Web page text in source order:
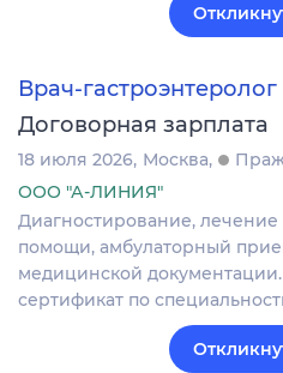
Врач-гастроэнтеролог
Договорная зарплата
18 июля 2026 Москва
ООО "А-ЛИНИЯ"
Диагностирование,
помощи, амбулаторный
медицинской
сертификат по